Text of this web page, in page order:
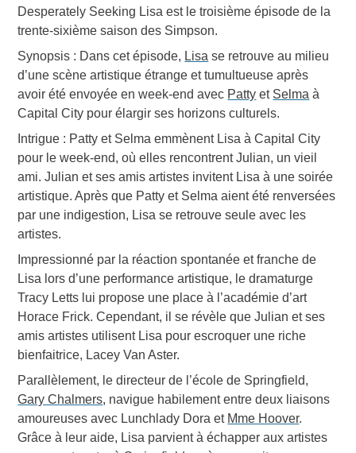
Desperately Seeking Lisaest le troisième épisode de la
trente-sixième saison des Simpson.
Synopsis : Dans cet épisode, Lisa se retrouve au milieu
d’une scène artistique étrange et tumultueuse après
avoir été envoyée en week-end avec Patty et Selma à
Capital City pour élargir ses horizons culturels.
Intrigue : Patty et Selma emmènent Lisa à Capital City
pour le week-end, où elles rencontrent Julian, un vieil
ami. Julian et ses amis artistes invitent Lisa à une soirée
artistique. Après que Patty et Selma aient été renversées
par une indigestion, Lisa se retrouve seule avec les
artistes.
Impressionné par la réaction spontanée et franche de
Lisa lors d’une performance artistique, le dramaturge
Tracy Letts lui propose une place à l’académie d’art
Horace Frick. Cependant, il se révèle que Julian et ses
amis artistes utilisent Lisa pour escroquer une riche
bienfaitrice, Lacey Van Aster.
Parallèlement, le directeur de l’école de Springfield,
Gary Chalmers, navigue habilement entre deux liaisons
amoureuses avec Lunchlady Dora et Mme Hoover.
Grâce à leur aide, Lisa parvient à échapper aux artistes